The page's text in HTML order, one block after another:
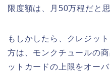
限度額は、月50万程だと
もしかしたら、クレジッ
方は、モンクチュールの
ットカードの上限をオー